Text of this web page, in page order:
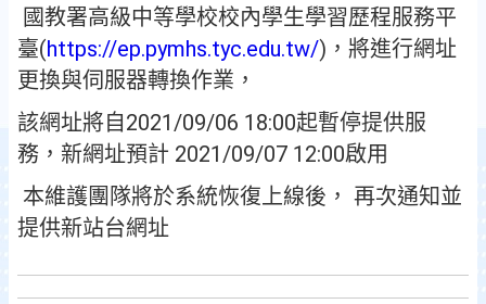
國教署高級中等學校校內學生學習歷程服務平
臺(https://ep.pymhs.tyc.edu.tw/)，將進行網址
更換與伺服器轉換作業，
該網址將自2021/09/06 18:00起暫停提供服
務，新網址預計 2021/09/07 12:00啟用
本維護團隊將於系統恢復上線後， 再次通知並
提供新站台網址